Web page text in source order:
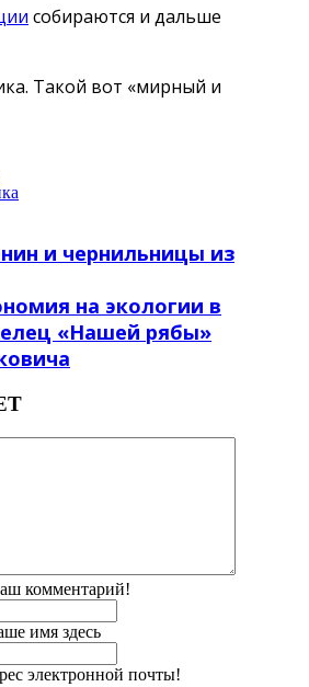
собираются и дальше
Такой вот «мирный и
и чернильницы из
на экологии в
«Нашей рябы»
комментарий!
имя здесь
электронной почты!